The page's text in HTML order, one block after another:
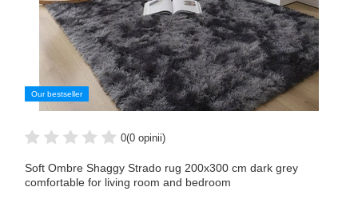
Our bestseller
0(0 opinii)
Soft Ombre Shaggy Strado rug 200x300 cm dark grey
comfortable for living room and bedroom